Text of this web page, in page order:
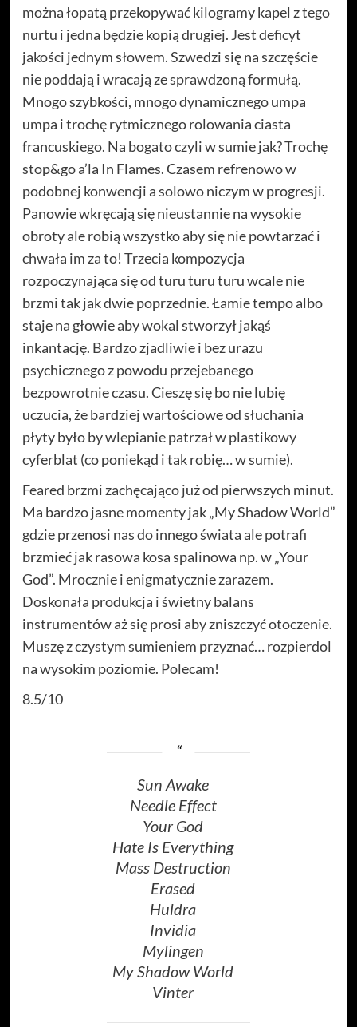
można łopatą przekopywać kilogramy kapel z tego
nurtu i jedna będzie kopią drugiej. Jest deficyt
jakości jednym słowem. Szwedzi się na szczęście
nie poddają i wracają ze sprawdzoną formułą.
Mnogo szybkości, mnogo dynamicznego umpa
umpa i trochę rytmicznego rolowania ciasta
francuskiego. Na bogato czyli w sumie jak? Trochę
stop&go a’la In Flames. Czasem refrenowo w
podobnej konwencji a solowo niczym w progresji.
Panowie wkręcają się nieustannie na wysokie
obroty ale robią wszystko aby się nie powtarzać i
chwała im za to! Trzecia kompozycja
rozpoczynająca się od turu turu turu wcale nie
brzmi tak jak dwie poprzednie. Łamie tempo albo
staje na głowie aby wokal stworzył jakąś
inkantację. Bardzo zjadliwie i bez urazu
psychicznego z powodu przejebanego
bezpowrotnie czasu. Cieszę się bo nie lubię
uczucia, że bardziej wartościowe od słuchania
płyty było by wlepianie patrzał w plastikowy
cyferblat (co poniekąd i tak robię… w sumie).
Feared brzmi zachęcająco już od pierwszych minut.
Ma bardzo jasne momenty jak „My Shadow World”
gdzie przenosi nas do innego świata ale potrafi
brzmieć jak rasowa kosa spalinowa np. w „Your
God”. Mrocznie i enigmatycznie zarazem.
Doskonała produkcja i świetny balans
instrumentów aż się prosi aby zniszczyć otoczenie.
Muszę z czystym sumieniem przyznać… rozpierdol
na wysokim poziomie. Polecam!
8.5/10
Sun Awake
Needle Effect
Your God
Hate Is Everything
Mass Destruction
Erased
Huldra
Invidia
Mylingen
My Shadow World
Vinter